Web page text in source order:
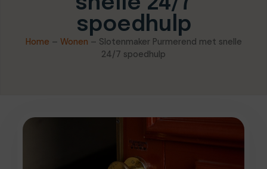
spoedhulp
Home – Wonen – Slotenmaker Purmerend met snelle
24/7 spoedhulp